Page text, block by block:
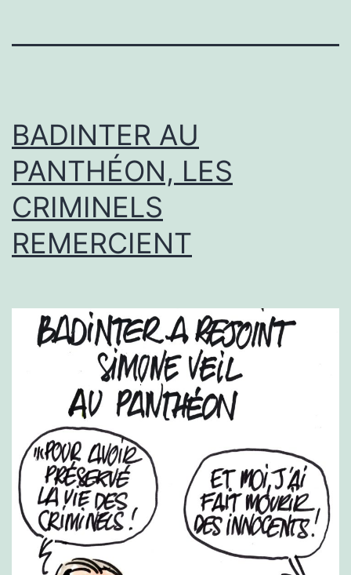
BADINTER AU
PANTHÉON, LES
CRIMINELS
REMERCIENT